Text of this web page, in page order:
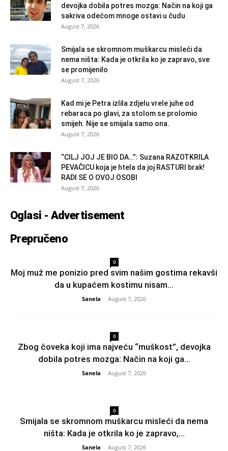
devojka dobila potres mozga: Način na koji ga
sakriva odećom mnoge ostavi u čudu
August 7, 2026
Smijala se skromnom muškarcu misleći da
nema ništa: Kada je otkrila ko je zapravo, sve
se promijenilo
August 7, 2026
Kad mi je Petra izlila zdjelu vrele juhe od
rebaraca po glavi, za stolom se prolomio
smijeh. Nije se smijala samo ona.
August 7, 2026
“CILJ JOJ JE BIO DA…”: Suzana RAZOTKRILA
PEVAČICU koja je htela da joj RASTURI brak!
RADI SE O OVOJ OSOBI
August 7, 2026
Oglasi - Advertisement
Prepručeno
0
Moj muž me ponizio pred svim našim gostima rekavši
da u kupaćem kostimu nisam...
Sanela - August 7, 2026
0
Zbog čoveka koji ima najveću “muškost”, devojka
dobila potres mozga: Način na koji ga...
Sanela - August 7, 2026
0
Smijala se skromnom muškarcu misleći da nema
ništa: Kada je otkrila ko je zapravo,...
Sanela - August 7, 2026